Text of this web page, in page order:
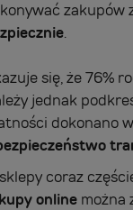
zakupów
.
się, że 76%
jednak
dokonano
coraz
online można